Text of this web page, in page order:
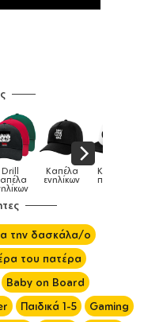
Καπέλα
παιδικά Κούπες
την δασκάλα/ο
του πατέρα
Baby on Board
Παιδικά 1-5
Gaming